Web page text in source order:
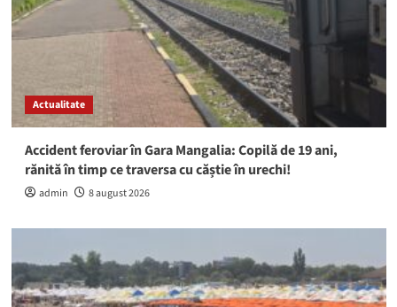
Actualitate
Accident feroviar în Gara Mangalia: Copilă de 19 ani,
rănită în timp ce traversa cu căștie în urechi!
admin 8 august 2026